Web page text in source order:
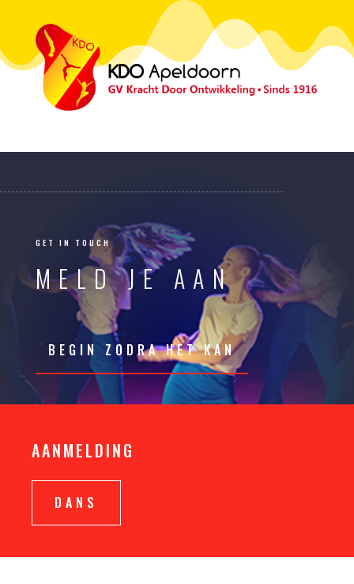
GET IN TOUCH
MELD JE AAN
BEGIN ZODRA HET KAN
AANMELDING
DANS